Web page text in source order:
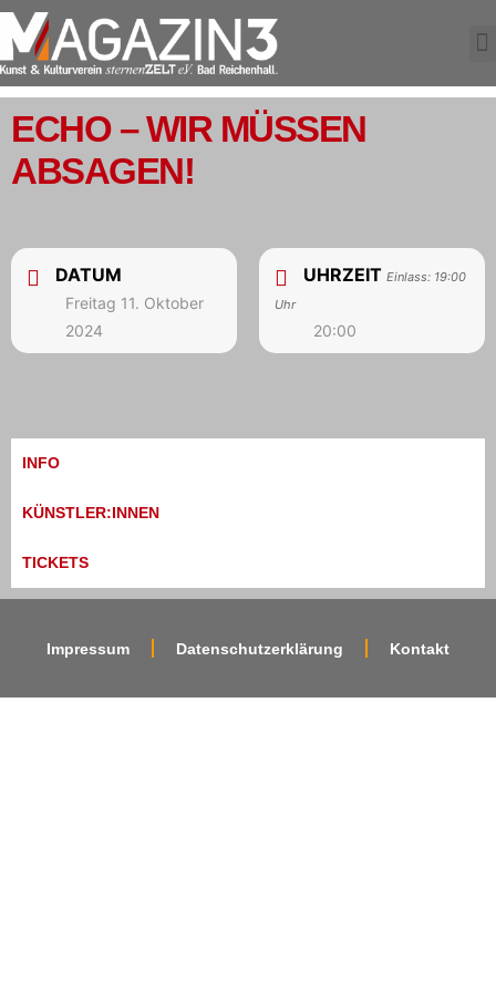
ECHO – WIR MÜSSEN
ABSAGEN!
DATUM
Freitag 11. Oktober
2024
UHRZEIT Einlass: 19:00
Uhr
20:00
INFO
KÜNSTLER:INNEN
TICKETS
Impressum Datenschutzerklärung Kontakt